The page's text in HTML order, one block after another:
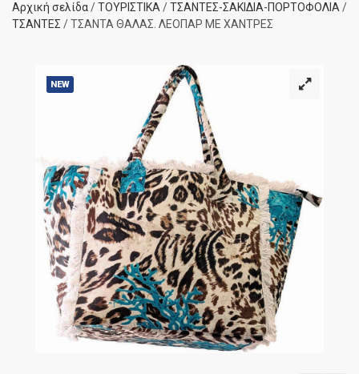
Αρχική σελίδα/ΤΟΥΡΙΣΤΙΚΑ/ΤΣΑΝΤΕΣ-ΣΑΚΙΔΙΑ-ΠΟΡΤΟΦΟΛΙΑ/
ΤΣΑΝΤΕΣ / ΤΣΑΝΤΑ ΘΑΛΑΣ. ΛΕΟΠΑΡ ΜΕ ΧΑΝΤΡΕΣ
NEW